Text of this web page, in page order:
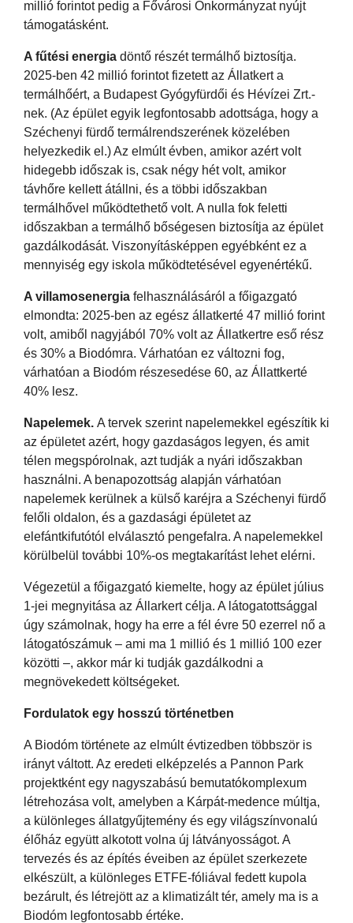
millió forintot pedig a Fővárosi Önkormányzat nyújt
támogatásként.
A fűtési energia döntő részét termálhő biztosítja.
2025-ben 42 millió forintot fizetett az Állatkert a
termálhőért, a Budapest Gyógyfürdői és Hévízei Zrt.-
nek. (Az épület egyik legfontosabb adottsága, hogy a
Széchenyi fürdő termálrendszerének közelében
helyezkedik el.) Az elmúlt évben, amikor azért volt
hidegebb időszak is, csak négy hét volt, amikor
távhőre kellett átállni, és a többi időszakban
termálhővel működtethető volt. A nulla fok feletti
időszakban a termálhő bőségesen biztosítja az épület
gazdálkodását. Viszonyításképpen egyébként ez a
mennyiség egy iskola működtetésével egyenértékű.
A villamosenergia felhasználásáról a főigazgató
elmondta: 2025-ben az egész állatkerté 47 millió forint
volt, amiből nagyjából 70% volt az Állatkertre eső rész
és 30% a Biodómra. Várhatóan ez változni fog,
várhatóan a Biodóm részesedése 60, az Állattkerté
40% lesz.
Napelemek. A tervek szerint napelemekkel egészítik ki
az épületet azért, hogy gazdaságos legyen, és amit
télen megspórolnak, azt tudják a nyári időszakban
használni. A benapozottság alapján várhatóan
napelemek kerülnek a külső karéjra a Széchenyi fürdő
felőli oldalon, és a gazdasági épületet az
elefántkifutótól elválasztó pengefalra. A napelemekkel
körülbelül további 10%-os megtakarítást lehet elérni.
Végezetül a főigazgató kiemelte, hogy az épület július
1-jei megnyitása az Állarkert célja. A látogatottsággal
úgy számolnak, hogy ha erre a fél évre 50 ezerrel nő a
látogatószámuk – ami ma 1 millió és 1 millió 100 ezer
közötti –, akkor már ki tudják gazdálkodni a
megnövekedett költségeket.
Fordulatok egy hosszú történetben
A Biodóm története az elmúlt évtizedben többször is
irányt váltott. Az eredeti elképzelés a Pannon Park
projektként egy nagyszabású bemutatókomplexum
létrehozása volt, amelyben a Kárpát-medence múltja,
a különleges állatgyűjtemény és egy világszínvonalú
élőház együtt alkotott volna új látványosságot. A
tervezés és az építés éveiben az épület szerkezete
elkészült, a különleges ETFE-fóliával fedett kupola
bezárult, és létrejött az a klimatizált tér, amely ma is a
Biodóm legfontosabb értéke.